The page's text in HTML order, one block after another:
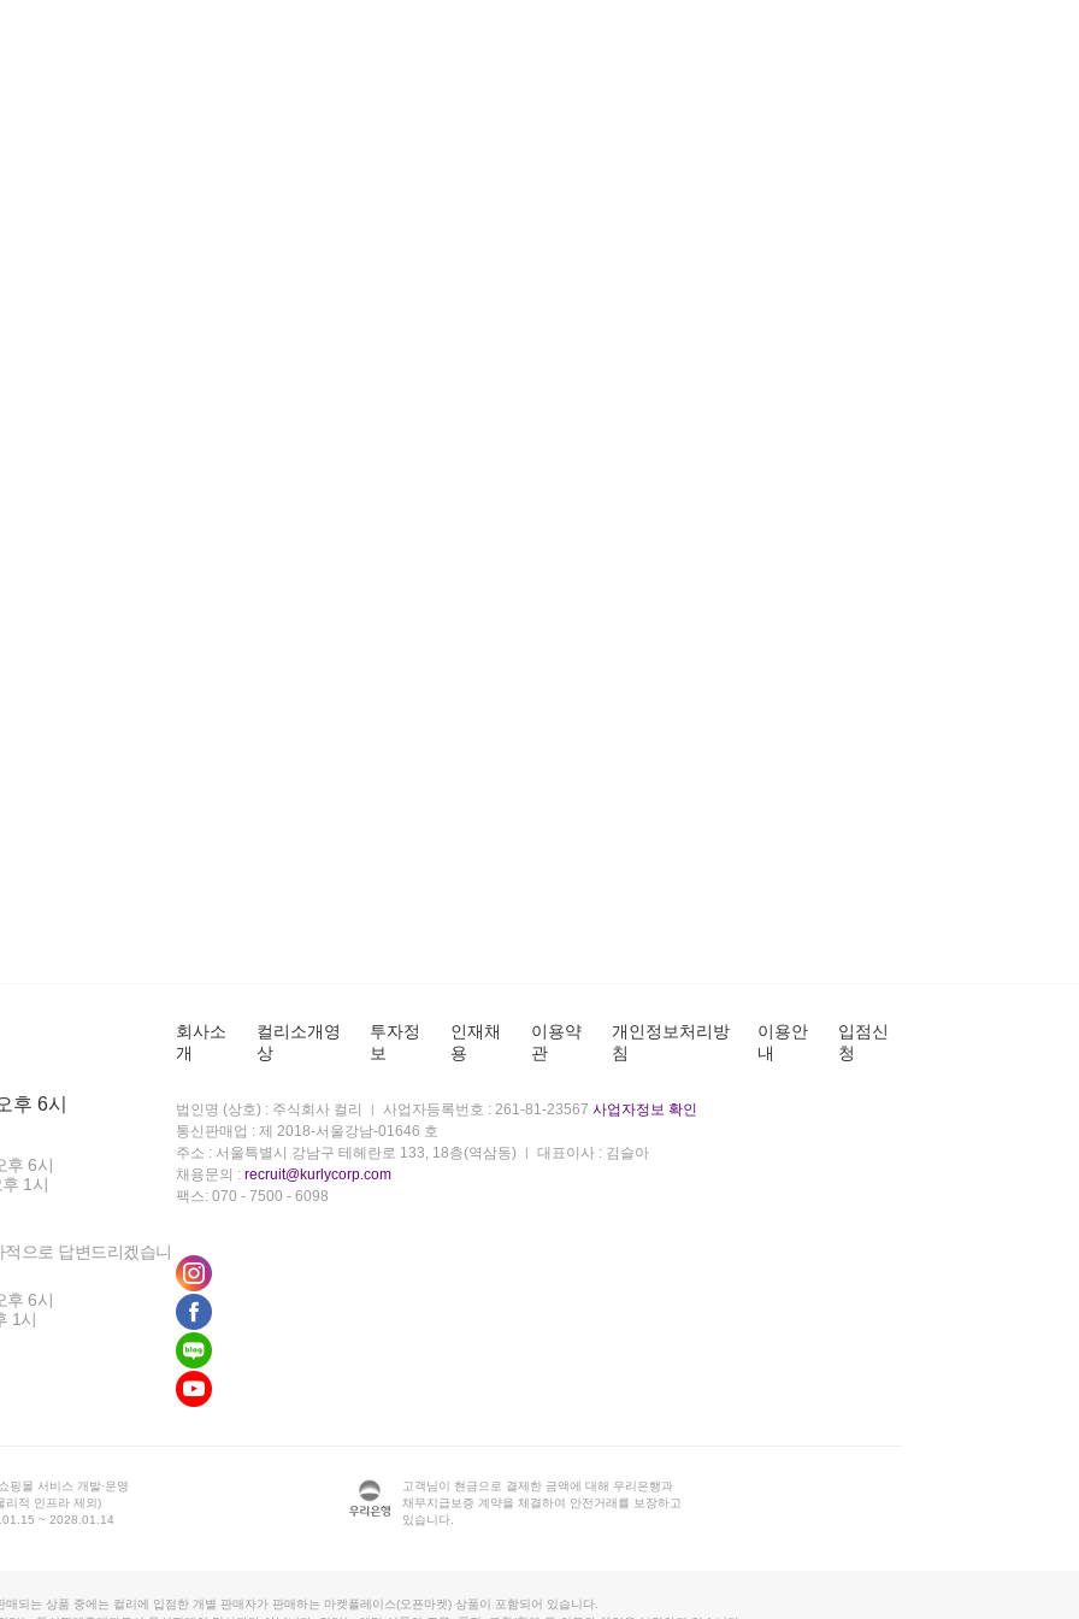
후 6시
후 6시
1시
으로 답변드리겠습니
후 6시
1시
회사소
개
컬리소개영
상
투자정
보
인재채
용
이용약
관
개인정보처리방
침
이용안
내
입점신
청
법인명 (상호) : 주식회사 컬리 사업자등록번호 : 261-81-23567 사업자정보 확인
통신판매업 : 제 2018-서울강남-01646 호
주소 : 서울특별시 강남구 테헤란로 133, 18층(역삼동)
대표이사 : 김슬아
채용문의 : recruit@kurlycorp.com
팩스: 070 - 7500 - 6098
핑몰 서비스 개발·운영
리적 인프라 제외)
~ 2028.01.14
고객님이 현금으로 결제한 금액에 대해 우리은행과
채무지급보증 계약을 체결하여 안전거래를 보장하고
있습니다.
매되는 상품 중에는 컬리에 입점한 개별 판매자가 판매하는 마켓플레이스(오픈마켓) 상품이 포함되어 있습니다.